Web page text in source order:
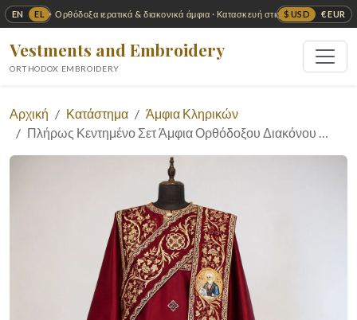
EN EL $ USD € EUR
✦ Ορθόδοξα ιερατικά & διακονικά άμφια · Κατασκευή στις ΗΠΑ ✦
Vestments and Embroidery
ORTHODOX EMBROIDERY
Αρχική Κατάστημα
Άμφια Κληρικών
Πλήρως Κεντημένο Σετ Άμφια Ορθόδοξου Διακόνου …